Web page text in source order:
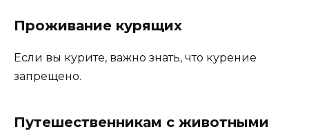
Проживание курящих
Если вы курите, важно знать, что курение
запрещено.
Путешественникам с животными